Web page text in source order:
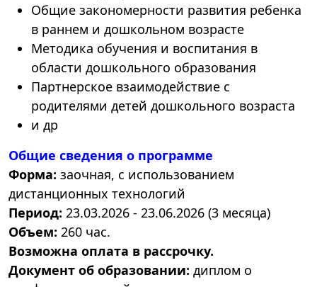
Общие закономерности развития ребенка
в раннем и дошкольном возрасте
Методика обучения и воспитания в
области дошкольного образования
Партнерское взаимодействие с
родителями детей дошкольного возраста
и др
Общие сведения о программе
Форма: заочная, с использованием
дистанционных технологий
Период: 23.03.2026 - 23.06.2026 (3 месяца)
Объем: 260 час.
Возможна оплата в рассрочку.
Документ об образовании: диплом о